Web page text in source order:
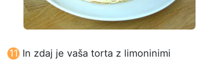
In zdaj je vaša torta z limoninimi